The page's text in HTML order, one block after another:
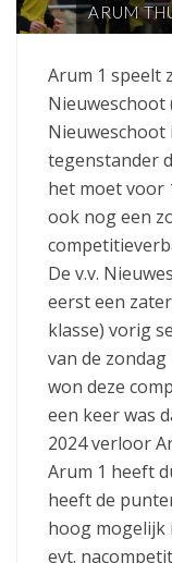
ARUM
Arum 1 speelt
Nieuweschoot
Nieuweschoot
tegenstander
het moet voor
ook nog een
De v.v.
eerst een
klasse) vorig
van de
won deze
een keer was
2024 verloor
Arum 1 heeft
heeft de
hoog mogelijk
evt.